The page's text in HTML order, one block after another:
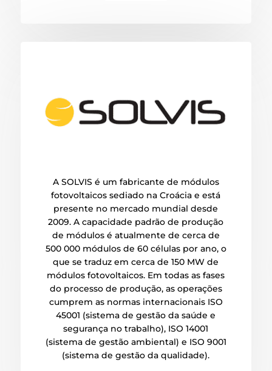
A SOLVIS é um fabricante de módulos
fotovoltaicos sediado na Croácia e está
presente no mercado mundial desde
2009. A capacidade padrão de produção
de módulos é atualmente de cerca de
500 000 módulos de 60 células por ano, o
que se traduz em cerca de 150 MW de
módulos fotovoltaicos. Em todas as fases
do processo de produção, as operações
cumprem as normas internacionais ISO
45001 (sistema de gestão da saúde e
segurança no trabalho), ISO 14001
(sistema de gestão ambiental) e ISO 9001
(sistema de gestão da qualidade).